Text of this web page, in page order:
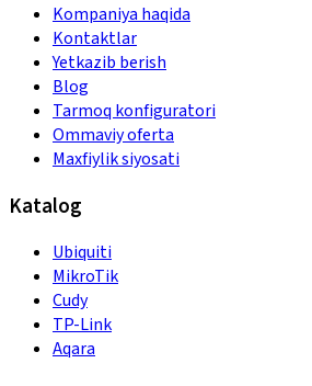
Kompaniya haqida
Kontaktlar
Yetkazib berish
Blog
Tarmoq konfiguratori
Ommaviy oferta
Maxfiylik siyosati
Katalog
Ubiquiti
MikroTik
Cudy
TP-Link
Aqara